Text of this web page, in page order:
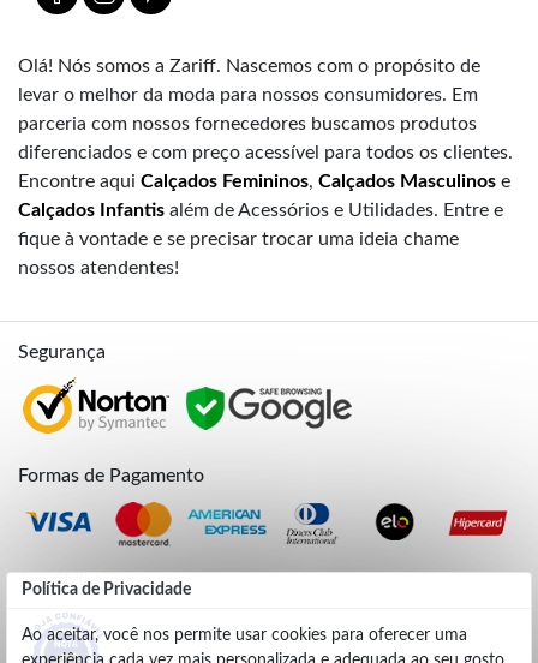
Política de Privacidade
Ao aceitar, você nos permite usar cookies para oferecer uma
Olá! Nós somos a Zariff. Nascemos com o propósito de
levar o melhor da moda para nossos consumidores. Em
parceria com nossos fornecedores buscamos produtos
diferenciados e com preço acessível para todos os clientes.
Encontre aqui Calçados Femininos, Calçados Masculinos e
Calçados Infantis além de Acessórios e Utilidades. Entre e
fique à vontade e se precisar trocar uma ideia chame
nossos atendentes!
Segurança
Formas de Pagamento
Credibilidade